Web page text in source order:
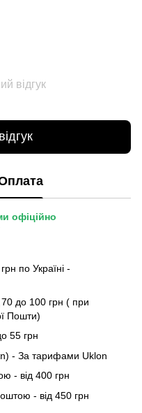
відгук
офіційно
по Україні -
до 100 грн ( при
Пошти)
55 грн
- За тарифами Uklon
- від 400 грн
- від 450 грн